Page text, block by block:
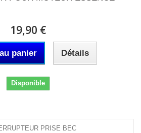
19,90 €
panier Détails
Disponible